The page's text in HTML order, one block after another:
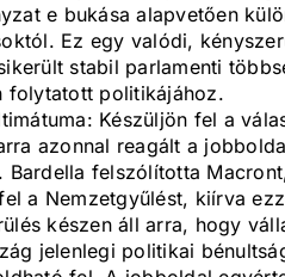
e bukása alapvetően
Ez egy valódi,
stabil parlamenti
folytatott politikájához.
Készüljön fel a
azonnal reagált a
Bardella felszólította
a Nemzetgyűlést, kiírva
készen áll arra, hogy
jelenlegi politikai